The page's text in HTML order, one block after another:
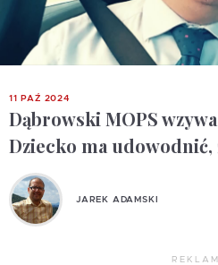
11 PAŹ 2024
Dąbrowski MOPS
Dziecko ma udowodnić,
JAREK ADAMSKI